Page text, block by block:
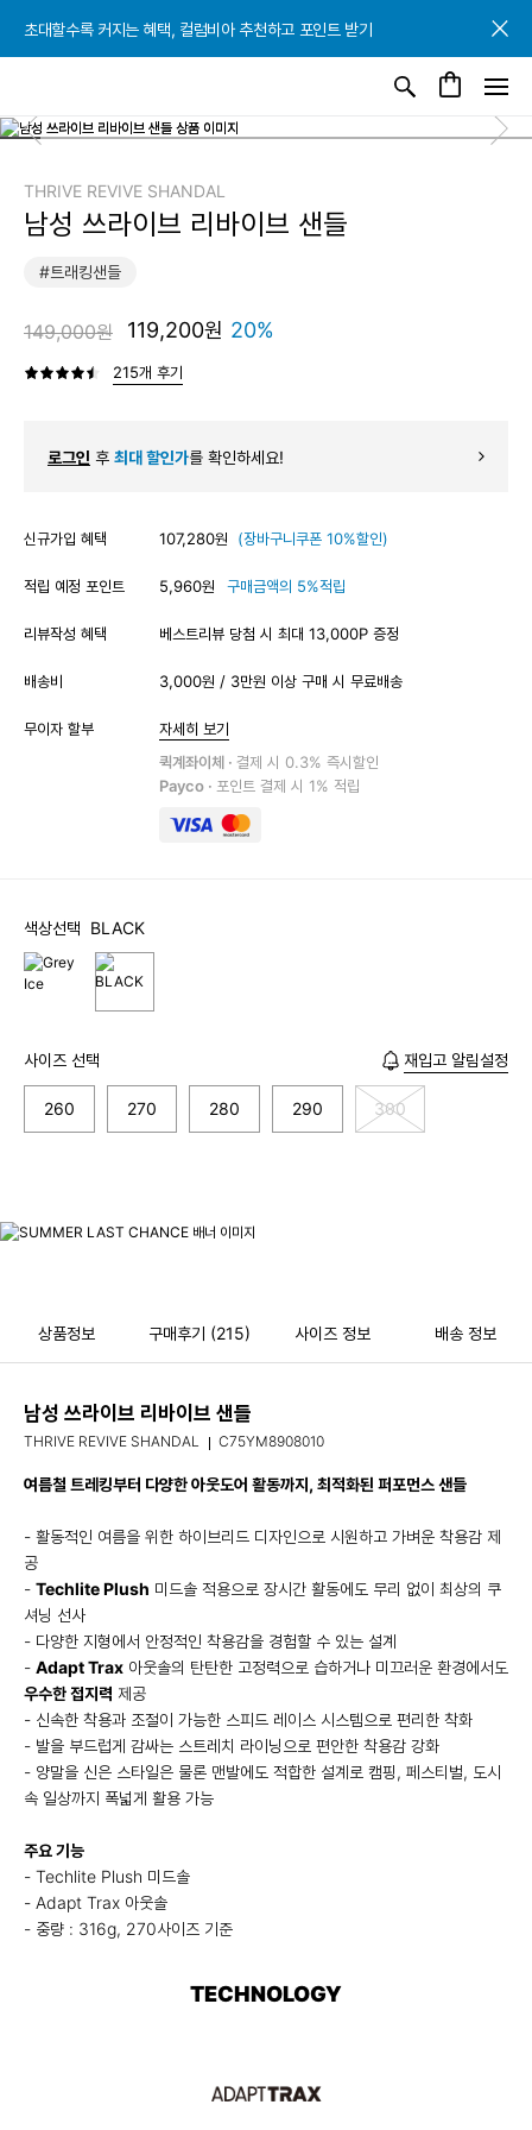
초대할수록 커지는 혜택, 컬럼비아 추천하고 포인트 받기
초대할수록 커지는 혜택, 컬럼비아 추천하고 포인트 받기
초대할수록 커지는 혜택, 컬럼비아 추천하고 포인트 받기
THRIVE REVIVE SHANDAL
남성 쓰라이브 리바이브 샌들
#트래킹샌들
149,000원 119,200원 20%
215개 후기
로그인 후 최대 할인가를 확인하세요!
신규가입 혜택 107,280원 (장바구니쿠폰 10%할인)
적립 예정 포인트 5,960원 구매금액의 5%적립
리뷰작성 혜택 베스트리뷰 당첨 시 최대 13,000P 증정
배송비 3,000원 / 3만원 이상 구매 시 무료배송
무이자 할부
자세히 보기
퀵계좌이체 · 결제 시 0.3% 즉시할인
Payco · 포인트 결제 시 1% 적립
색상선택 BLACK
사이즈 선택 재입고 알림설정
260 270 280 290 300
상품정보 구매후기 (215) 사이즈 정보 배송 정보
남성 쓰라이브 리바이브 샌들
THRIVE REVIVE SHANDAL C75YM8908010
여름철 트레킹부터 다양한 아웃도어 활동까지, 최적화된 퍼포먼스 샌들
- 활동적인 여름을 위한 하이브리드 디자인으로 시원하고 가벼운 착용감 제
공
- Techlite Plush 미드솔 적용으로 장시간 활동에도 무리 없이 최상의 쿠
셔닝 선사
- 다양한 지형에서 안정적인 착용감을 경험할 수 있는 설계
- Adapt Trax 아웃솔의 탄탄한 고정력으로 습하거나 미끄러운 환경에서도
우수한 접지력 제공
- 신속한 착용과 조절이 가능한 스피드 레이스 시스템으로 편리한 착화
- 발을 부드럽게 감싸는 스트레치 라이닝으로 편안한 착용감 강화
- 양말을 신은 스타일은 물론 맨발에도 적합한 설계로 캠핑, 페스티벌, 도시
속 일상까지 폭넓게 활용 가능
주요 기능
- Techlite Plush 미드솔
- Adapt Trax 아웃솔
- 중량 : 316g, 270사이즈 기준
TECHNOLOGY